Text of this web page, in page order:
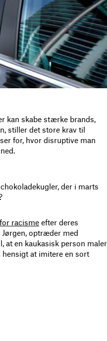
kan skabe stærke brands,
stiller det store krav til
for, hvor disruptive man
der i marts
racisme efter deres
optræder med
at en kaukasisk person maler
at imitere en sort